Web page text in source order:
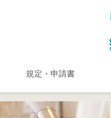
規定・申請書